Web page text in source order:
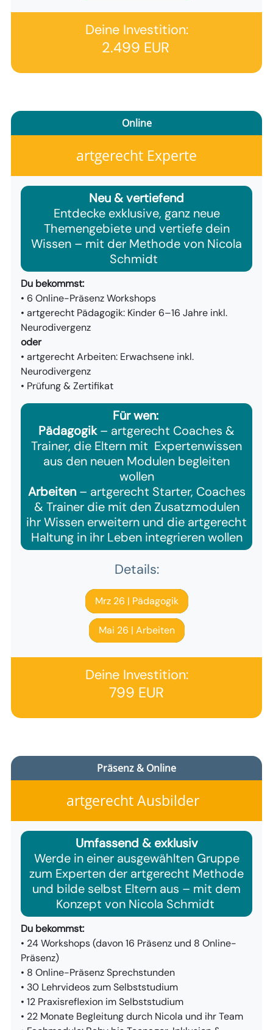
Deine Investition:
2.499 EUR
Online
artgerecht Experte
Neu & vertiefend
Entdecke exklusive, ganz neue
Themengebiete und vertiefe dein
Wissen – mit der Methode von Nicola
Schmidt ​
Du bekommst:
• 6 Online-Präsenz Workshops​
• artgerecht Pädagogik: Kinder 6–16 Jahre inkl.
Neurodivergenz​
oder
• artgerecht Arbeiten: Erwachsene inkl.
Neurodivergenz​
• Prüfung & Zertifikat
Für wen:
Pädagogik– artgerecht Coaches &
Trainer, die Eltern mit Expertenwissen
aus den neuen Modulen begleiten
wollen​
Arbeiten – artgerecht Starter, Coaches
& Trainer die mit den Zusatzmodulen
ihr Wissen erweitern und die artgerecht
Haltung in ihr Leben integrieren wollen
Details:
Mrz 26 | Pädagogik
Mai 26 | Arbeiten
Deine Investition:
799 EUR
Präsenz & Online
artgerecht Ausbilder
Umfassend & exklusiv
Werde in einer ausgewählten Gruppe
zum Experten der artgerecht Methode
und bilde selbst Eltern aus – mit dem
Konzept von Nicola Schmidt
Du bekommst:
• 24 Workshops (davon 16 Präsenz und 8 Online-
Präsenz)​
• 8 Online-Präsenz Sprechstunden​
• 30 Lehrvideos zum Selbststudium​
• 12 Praxisreflexion im Selbststudium
• 22 Monate Begleitung durch Nicola und ihr Team​